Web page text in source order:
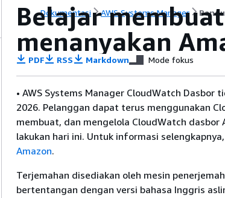
Dokumentasi AWS Systems Manager
Belajar
menanyakan
PDF RSS Markdown Mode fokus
• AWS Systems Manager CloudWatch
2026. Pelanggan dapat terus menggunakan
membuat, dan mengelola CloudWatch dasbor
lakukan hari ini. Untuk informasi
Amazon.
Terjemahan disediakan oleh mesin
bertentangan dengan versi bahasa Inggris